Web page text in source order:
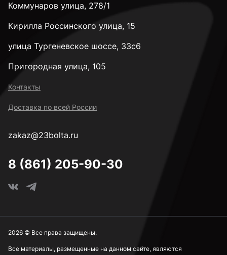
Коммунаров улица, 278/1
Кирилла Россинского улица, 15
улица Тургеневское шоссе, 33с6
Пригородная улица, 105
Контакты
Доставка по всей России
zakaz@23bolta.ru
8 (861) 205-90-30
Все материалы, размещенные на данном сайте, являются
2026 © Все права защищены.